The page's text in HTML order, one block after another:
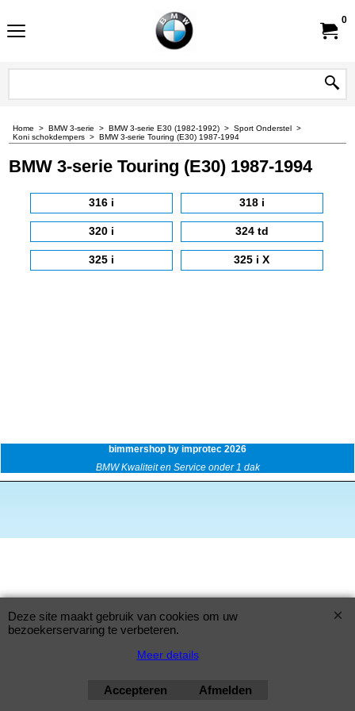
0
Home > BMW 3-serie > BMW 3-serie E30 (1982-1992) > Sport Onderstel >
Koni schokdempers > BMW 3-serie Touring (E30) 1987-1994
BMW 3-serie Touring (E30) 1987-1994
316 i 318 i
320 i 324 td
325 i 325 i X
bimmershop by improtec 2026
BMW Kwaliteit en Service onder 1 dak
Deze site maakt gebruik van cookies om uw
bezoekerservaring te verbeteren.
Meer details
Accepteren Afmelden